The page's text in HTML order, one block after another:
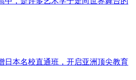
日本名校直通班，开启亚洲顶尖教育